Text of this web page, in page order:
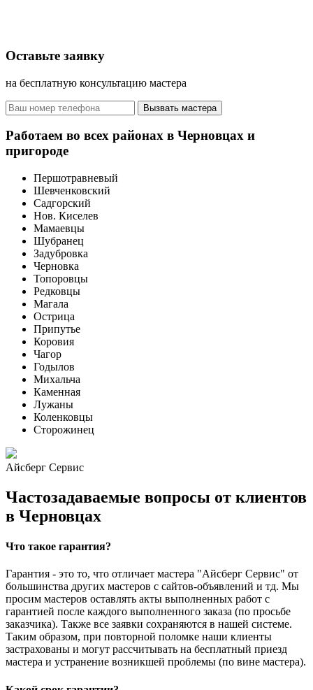
Оставьте заявку
на бесплатную консультацию мастера
Вызвать мастера
Работаем во всех районах в Черновцах и
пригороде
Першотравневый
Шевченковский
Садгорский
Нов. Киселев
Мамаевцы
Шубранец
Задубровка
Черновка
Топоровцы
Редковцы
Магала
Острица
Припутье
Коровия
Чагор
Годылов
Михальча
Каменная
Лужаны
Коленковцы
Сторожинец
Айсберг Сервис
Частозадаваемые вопросы от клиентов
в Черновцах
Что такое гарантия?
Гарантия - это то, что отличает мастера "Айсберг Сервис" от
большинства других мастеров с сайтов-объявлений и тд. Мы
просим мастеров оставлять акты выполненных работ с
гарантией после каждого выполненного заказа (по просьбе
заказчика). Также все заявки сохраняются в нашей системе.
Таким образом, при повторной поломке наши клиенты
застрахованы и могут рассчитывать на бесплатный приезд
мастера и устранение возникшей проблемы (по вине мастера).